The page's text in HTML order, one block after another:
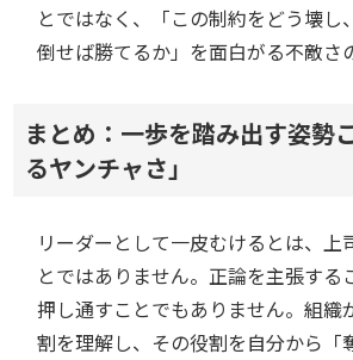
とではなく、「この制約をどう壊し
倒せば勝てるか」を面白がる不敵さ
まとめ：一歩を踏み出す姿勢
るヤンチャさ」
リーダーとして一皮むけるとは、上
とではありません。正論を主張する
押し通すことでもありません。組織
割を理解し、その役割を自分から「